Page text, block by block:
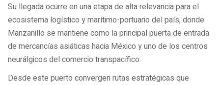
Su llegada ocurre en una etapa de alta relevancia para el
ecosistema logístico y marítimo-portuario del país, donde
Manzanillo se mantiene como la principal puerta de entrada
de mercancías asiáticas hacia México y uno de los centros
neurálgicos del comercio transpacífico.
Desde este puerto convergen rutas estratégicas que